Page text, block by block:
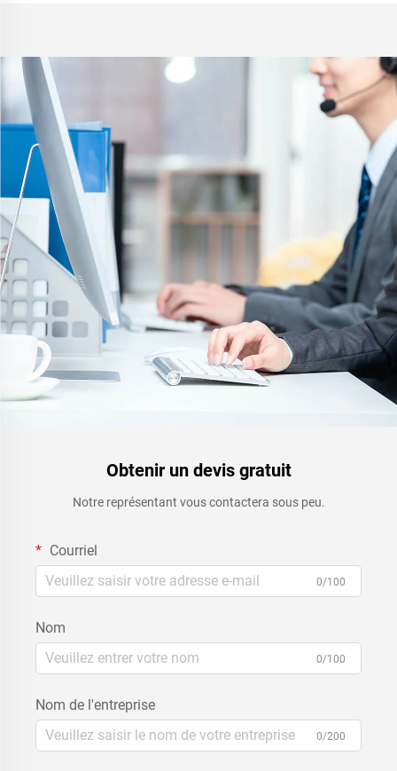
Obtenir un devis gratuit
Notre représentant vous contactera sous peu.
Courriel
0/100
Nom
0/100
Nom de l'entreprise
0/200